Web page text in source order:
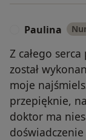
Paulina
Z całego
został
moje
przepięknie,
doktor ma